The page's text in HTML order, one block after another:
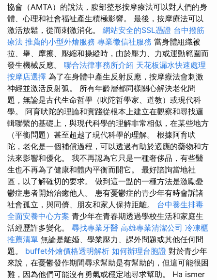
協會（AMTA）的說法，腹部整形按摩療法可以對人們的身
體、心理和社會福祉產生積極影響。 最後，按摩療法可以
激活放鬆，從而刺激消化。 網站安全的SSL憑證 台中撥筋
療法 推薦的小型外燴服務 專業徵信社服務 當身體組織被
拉、舉、摩擦、壓縮和操縱時，由於壓力、力或運動範圍而
發生機械反應。 聯合法律事務所介紹 天花板漏水快速處理
按摩店選擇 為了在身體中產生反射反應，按摩療法會刺激
神經並激活反射弧。 所有年齡層都同樣關心解決老化問
題，無論是古代生命哲學（吠陀哲學家、道教）或現代科
學。 阿育吠陀的理論和實踐從根本上建立在觀察和尋找邏
輯聯繫的基礎上，與現代科學的理解非常相似，在某些地方
（平衡問題）甚至超越了現代科學的理解。 根據阿育吠
陀，老化是一個補償過程，可以透過有助於適應的藥物和方
法來影響和優化。 我不再認為它只是一種奢侈品，有些醫
生也不再為了健康和體內平衡而開它。 最好諮詢當地社
區，以了解確切的要求。 做到這一點的一種方法是激勵憂
鬱症患者開始治癒他人。 患有憂鬱症的青少年有時會訴諸
社會孤立，與同儕、朋友和家人保持距離。 台中養生排毒
全面安養中心方案 青少年在青春期透過學校生活和家庭生
活經歷許多變化。 尋找專業牙醫 高雄專業清潔公司 冷凍櫃
推薦清單 無論是離婚、學業壓力、課外問題或其他任何問
題。 buffet外燴價格透明解析 如何辦理台胞證 對於青少年
來說，在憂鬱發作期間尋求幫助是有幫助的，但這可能很困
難，因為他們可能沒有勇氣或穩定地尋求幫助。 Ha ismer